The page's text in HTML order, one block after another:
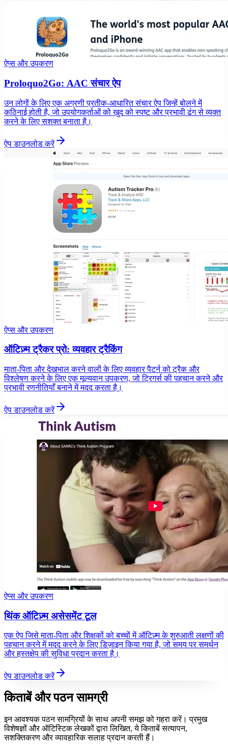
ऐप्स और उपकरण
Proloquo2Go: AAC संचार ऐप
उन लोगों के लिए एक अग्रणी प्रतीक-आधारित संचार ऐप जिन्हें बोलने में
कठिनाई होती है, जो उपयोगकर्ताओं को खुद को स्पष्ट और प्रभावी ढंग से व्यक्त
करने के लिए सशक्त बनाता है।
ऐप डाउनलोड करें
ऐप्स और उपकरण
ऑटिज़्म ट्रैकर प्रो: व्यवहार ट्रैकिंग
माता-पिता और देखभाल करने वालों के लिए व्यवहार पैटर्न को ट्रैक और
विश्लेषण करने के लिए एक मूल्यवान उपकरण, जो ट्रिगर्स की पहचान करने और
प्रभावी रणनीतियाँ बनाने में मदद करता है।
ऐप डाउनलोड करें
ऐप्स और उपकरण
थिंक ऑटिज़्म असेसमेंट टूल
एक ऐप जिसे माता-पिता और शिक्षकों को बच्चों में ऑटिज़्म के शुरुआती लक्षणों की
पहचान करने में मदद करने के लिए डिज़ाइन किया गया है, जो समय पर समर्थन
और हस्तक्षेप की सुविधा प्रदान करता है।
ऐप डाउनलोड करें
किताबें और पठन सामग्री
इन आवश्यक पठन सामग्रियों के साथ अपनी समझ को गहरा करें। प्रमुख
विशेषज्ञों और ऑटिस्टिक लेखकों द्वारा लिखित, ये किताबें सत्यापन,
सशक्तिकरण और व्यावहारिक सलाह प्रदान करती हैं।